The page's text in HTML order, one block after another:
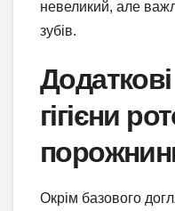
невеликий, але
зубів.
гігієни
Окрім базового